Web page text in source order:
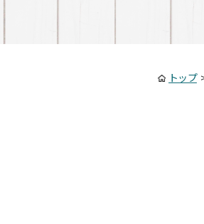
トップ